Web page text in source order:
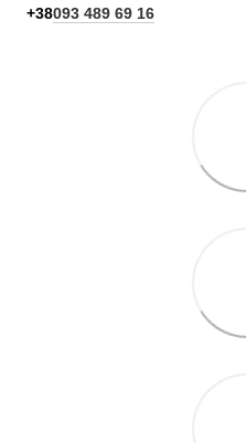
+38093 489 69 16